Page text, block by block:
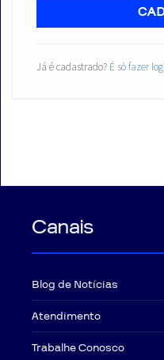
Já é cadastrado? É só fazer
Canais
Blog de Notícias
Atendimento
Trabalhe Conosco